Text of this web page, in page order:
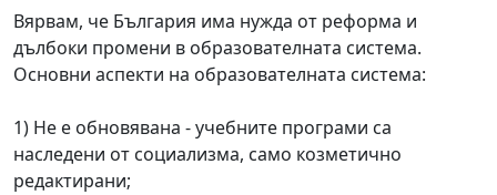
Вярвам, че България има нужда от реформа и
дълбоки промени в образователната система.
Основни аспекти на образователната система:
1) Не е обновявана - учебните програми са
наследени от социализма, само козметично
редактирани;